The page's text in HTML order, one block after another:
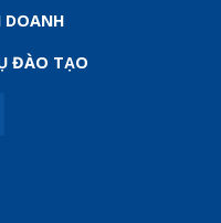
ĐÀO TẠO